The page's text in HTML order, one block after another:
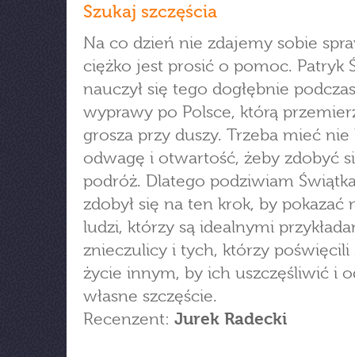
Szukaj szczęścia
Na co dzień nie zdajemy sobie
ciężko jest prosić o pomoc. Patryk
nauczył się tego dogłębnie podczas
wyprawy po Polsce, którą
grosza przy duszy. Trzeba mieć nie
odwagę i otwartość, żeby zdobyć
podróż. Dlatego podziwiam
zdobył się na ten krok, by pokazać
ludzi, którzy są idealnymi
znieczulicy i tych, którzy poświęcili
życie innym, by ich uszczęśliwić i
własne szczęście.
Recenzent: Jurek Radecki